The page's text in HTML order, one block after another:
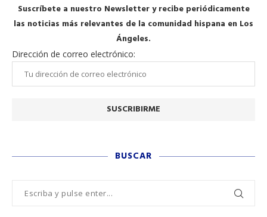
Suscríbete a nuestro Newsletter y recibe periódicamente
las noticias más relevantes de la comunidad hispana en Los
Ángeles.
Dirección de correo electrónico:
BUSCAR